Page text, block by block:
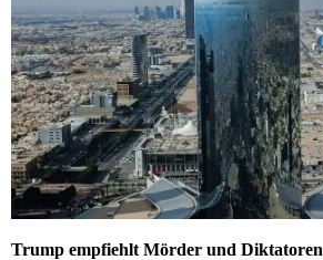
Trump empfiehlt Mörder und Diktatoren